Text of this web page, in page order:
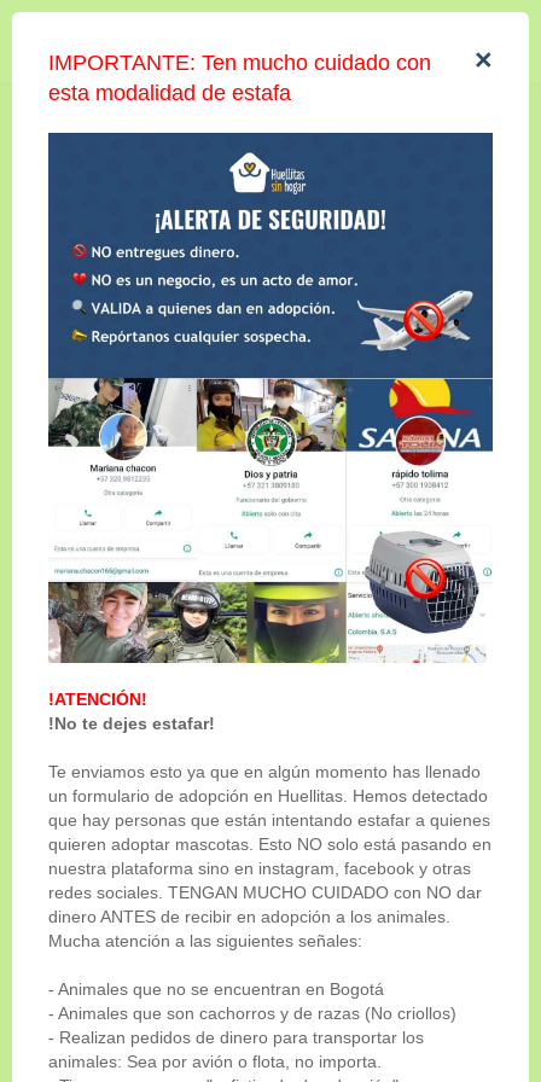
CANGUIL Y ENZO
Compartir
ADOPTADO
Genero
Macho
Mediano-Grande
Edad
5 años
×
IMPORTANTE: Ten mucho cuidado con
esta modalidad de estafa
!ATENCIÓN!
!No te dejes estafar!
Te enviamos esto ya que en algún momento has llenado
un formulario de adopción en Huellitas. Hemos detectado
que hay personas que están intentando estafar a quienes
quieren adoptar mascotas. Esto NO solo está pasando en
nuestra plataforma sino en instagram, facebook y otras
redes sociales. TENGAN MUCHO CUIDADO con NO dar
dinero ANTES de recibir en adopción a los animales.
Mucha atención a las siguientes señales:
- Animales que no se encuentran en Bogotá
- Animales que son cachorros y de razas (No criollos)
- Realizan pedidos de dinero para transportar los
animales: Sea por avión o flota, no importa.